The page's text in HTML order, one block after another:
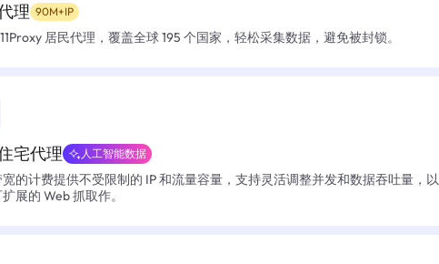
理 90M+IP
居民代理，覆盖全球 195 个国家，轻松采集数据，避免被封锁。
宅代理 人工智能数据
的计费提供不受限制的 IP 和流量容量，支持灵活调整并发和数据吞吐量，以
展的 Web 抓取作。